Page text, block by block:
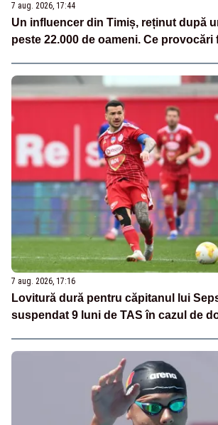
7 aug. 2026, 17:44
Un influencer din Timiș, reținut după
peste 22.000 de oameni. Ce provocări
7 aug. 2026, 17:16
Lovitură dură pentru căpitanul lui
suspendat 9 luni de TAS în cazul de